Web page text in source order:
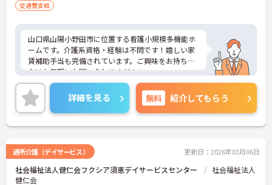
交通費支給
山口県山陽小野田市に位置する看護小規模多機能ホ
ームです。介護系資格・経験は不問です！嬉しい家
賃補助手当も完備されています。ご興味をお持ちの
方はお気軽にお問い合わせください。
詳細を見る 無料 紹介してもらう
通所介護（デイサービス） 更新日：2026年03月06日
社会福祉法人健仁会フクシア須恵デイサービスセンター
社会福祉法人
健仁会